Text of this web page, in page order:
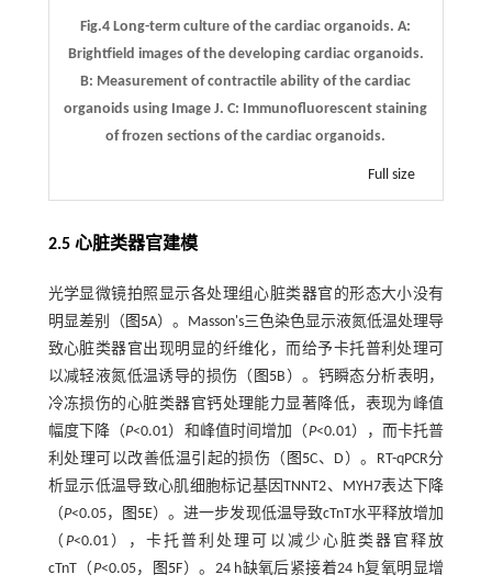
Fig.4 Long-term culture of the cardiac organoids.A:
Brightfield images of the developing cardiac organoids.
B: Measurement of contractile ability of the cardiac
organoids using Image J.C: Immunofluorescent staining
of frozen sections of the cardiac organoids.
Full size
2.5 心脏类器官建模
光学显微镜拍照显示各处理组心脏类器官的形态大小没有
明显差别（ 图5A）。Masson's三色染色显示液氮低温处理导
致心脏类器官出现明显的纤维化，而给予卡托普利处理可
以减轻液氮低温诱导的损伤（ 图5B）。钙瞬态分析表明，
冷冻损伤的心脏类器官钙处理能力显著降低，表现为峰值
幅度下降（P<0.01）和峰值时间增加（ P<0.01），而卡托普
利处理可以改善低温引起的损伤（ 图5C、D）。RT-qPCR分
析显示低温导致心肌细胞标记基因TNNT2、MYH7表达下降
（P<0.05， 图5E）。进一步发现低温导致cTnT水平释放增加
（ P<0.01），卡托普利处理可以减少心脏类器官释放
cTnT（ P<0.05， 图5F）。24 h缺氧后紧接着24 h复氧明显增